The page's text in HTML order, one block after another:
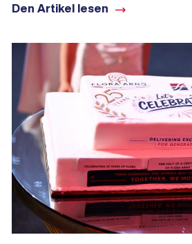
Den Artikel lesen